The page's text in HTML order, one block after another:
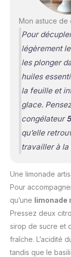
Mon astuce de
Pour
légèrement
les plonger
huiles
la feuille et
glace.
congélateur
qu’elle
travailler à la
Une limonade
Pour
qu’une limonade
Pressez deux
sirop de sucre et
fraîche. L’acidité
tandis que le